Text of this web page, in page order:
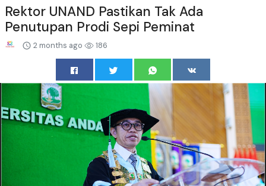
Rektor UNAND Pastikan Tak Ada
Penutupan Prodi Sepi Peminat
2 months ago 186